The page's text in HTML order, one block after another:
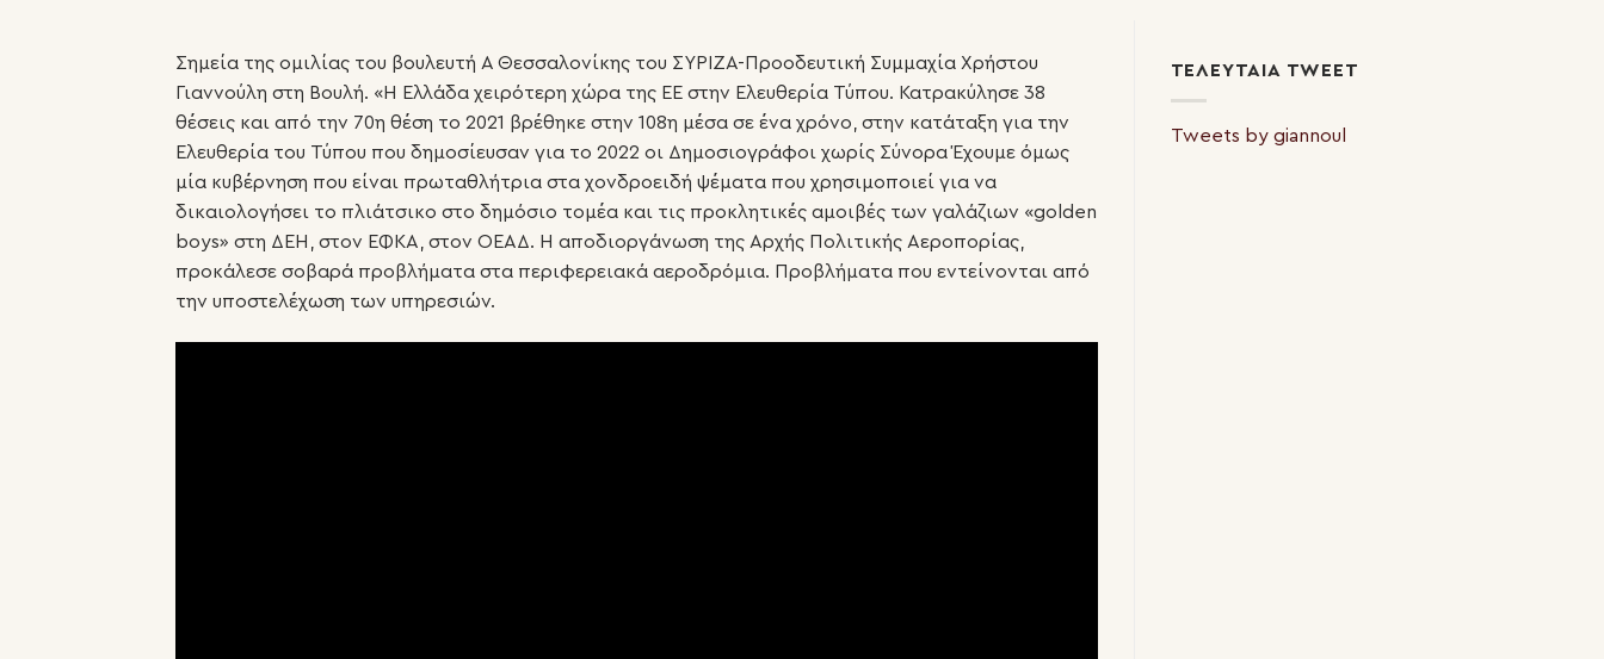
Σημεία της ομιλίας του βουλευτή Α Θεσσαλονίκης του ΣΥΡΙΖΑ-Προοδευτική Συμμαχία Χρήστου
Γιαννούλη στη Βουλή. «Η Ελλάδα χειρότερη χώρα της ΕΕ στην Ελευθερία Τύπου. Κατρακύλησε 38
θέσεις και από την 70η θέση το 2021 βρέθηκε στην 108η μέσα σε ένα χρόνο, στην κατάταξη για την
Ελευθερία του Τύπου που δημοσίευσαν για το 2022 οι Δημοσιογράφοι χωρίς Σύνορα Έχουμε όμως
μία κυβέρνηση που είναι πρωταθλήτρια στα χονδροειδή ψέματα που χρησιμοποιεί για να
δικαιολογήσει το πλιάτσικο στο δημόσιο τομέα και τις προκλητικές αμοιβές των γαλάζιων «golden
boys» στη ΔΕΗ, στον ΕΦΚΑ, στον ΟΕΑΔ. Η αποδιοργάνωση της Αρχής Πολιτικής Αεροπορίας,
προκάλεσε σοβαρά προβλήματα στα περιφερειακά αεροδρόμια. Προβλήματα που εντείνονται από
την υποστελέχωση των υπηρεσιών.
ΤΕΛΕΥΤΑΊΑ TWEET
Tweets by giannoul